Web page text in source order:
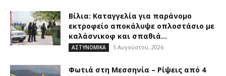
Βίλια: Καταγγελία για παράνομο
εκτροφείο αποκάλυψε οπλοστάσιο με
καλάσνικοφ και σπαθιά...
ΑΣΤΥΝΟΜΙΚΑ 5 Αυγούστου, 2026
Φωτιά στη Μεσσηνία – Ρίψεις από 4